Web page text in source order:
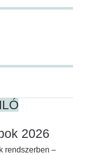
2026
rendszerben –